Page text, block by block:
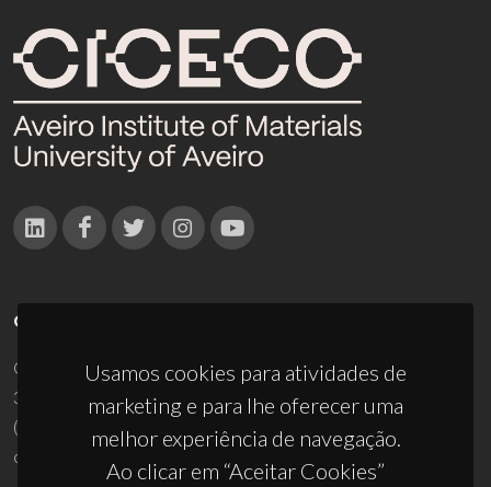
Usamos cookies para atividades de
marketing e para lhe oferecer uma
melhor experiência de navegação.
Ao clicar em “Aceitar Cookies”
CONTACTOS
Campus Universitário de Santiago
3810-193 Aveiro - Portugal
(+351) 234 370 200
ciceco@ua.pt